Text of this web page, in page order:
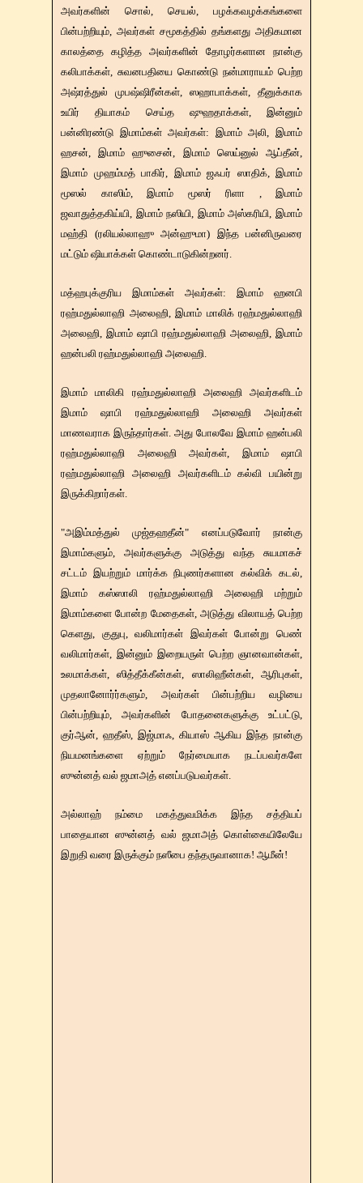
அவர்களின் சொல், செயல், பழக்கவழக்கங்களை
பின்பற்றியும், அவர்கள் சமூகத்தில் தங்களது அதிகமான
காலத்தை கழித்த அவர்களின் தோழர்களான நான்கு
கலிபாக்கள், சுவனபதியை கொண்டு நன்மாராயம் பெற்ற
அஷ்ரத்துல் முபஷ்ஷிரீன்கள், ஸஹாபாக்கள், தீனுக்காக
உயிர் தியாகம் செய்த ஷுஹதாக்கள், இன்னும்
பன்னிரண்டு இமாம்கள் அவர்கள்: இமாம் அலி, இமாம்
ஹசன், இமாம் ஹுசைன், இமாம் ஸெய்னுல் ஆப்தீன்,
இமாம் முஹம்மத் பாகிர், இமாம் ஜஃபர் ஸாதிக், இமாம்
மூஸல் காஸிம், இமாம் மூஸர் ரிளா , இமாம்
ஜவாதுத்தகிய்யி, இமாம் நஸியி, இமாம் அஸ்கரியி, இமாம்
மஹ்தி (ரலியல்லாஹு அன்ஹுமா) இந்த பன்னிருவரை
மட்டும் ஷியாக்கள் கொண்டாடுகின்றனர்.
மத்ஹபுக்குரிய இமாம்கள் அவர்கள்: இமாம் ஹனபி
ரஹ்மதுல்லாஹி அலைஹி, இமாம் மாலிக் ரஹ்மதுல்லாஹி
அலைஹி, இமாம் ஷாபி ரஹ்மதுல்லாஹி அலைஹி, இமாம்
ஹன்பலி ரஹ்மதுல்லாஹி அலைஹி.
இமாம் மாலிகி ரஹ்மதுல்லாஹி அலைஹி அவர்களிடம்
இமாம் ஷாபி ரஹ்மதுல்லாஹி அலைஹி அவர்கள்
மாணவராக இருந்தார்கள். அது போலவே இமாம் ஹன்பலி
ரஹ்மதுல்லாஹி அலைஹி அவர்கள், இமாம் ஷாபி
ரஹ்மதுல்லாஹி அலைஹி அவர்களிடம் கல்வி பயின்று
இருக்கிறார்கள்.
"அஇம்மத்துல் முஜ்தஹதீன்" எனப்படுவோர் நான்கு
இமாம்களும், அவர்களுக்கு அடுத்து வந்த சுயமாகச்
சட்டம் இயற்றும் மார்க்க நிபுணர்களான கல்விக் கடல்,
இமாம் கஸ்ஸாலி ரஹ்மதுல்லாஹி அலைஹி மற்றும்
இமாம்களை போன்ற மேதைகள், அடுத்து விலாயத் பெற்ற
கெளது, குதுபு, வலிமார்கள் இவர்கள் போன்று பெண்
வலிமார்கள், இன்னும் இறையருள் பெற்ற ஞானவான்கள்,
உலமாக்கள், ஸித்தீக்கீன்கள், ஸாலிஹீன்கள், ஆரிபுகள்,
முதலானோர்ர்களும், அவர்கள் பின்பற்றிய வழியை
பின்பற்றியும், அவர்களின் போதனைகளுக்கு உட்பட்டு,
குர்ஆன், ஹதீஸ், இஜ்மாஃ, கியாஸ் ஆகிய இந்த நான்கு
நியமனங்களை ஏற்றும் நேர்மையாக நடப்பவர்களே
ஸுன்னத் வல் ஜமாஅத் எனப்படுபவர்கள்.
அல்லாஹ் நம்மை மகத்துவமிக்க இந்த சத்தியப்
பாதையான ஸுன்னத் வல் ஜமாஅத் கொள்கையிலேயே
இறுதி வரை இருக்கும் நஸீபை தந்தருவானாக! ஆமீன்!